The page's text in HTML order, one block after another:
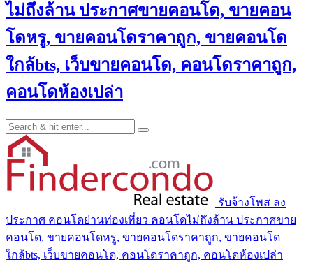
ไม่ถึงล้าน ประกาศขายคอนโด, ขายคอน
โดหรู, ขายคอนโดราคาถูก, ขายคอนโด
ใกล้bts, เว็บขายคอนโด, คอนโดราคาถูก,
คอนโดห้องเปล่า
รับจ้างโพส ลง
ประกาศ คอนโดย่านท่องเที่ยว คอนโดไม่ถึงล้าน ประกาศขาย
คอนโด, ขายคอนโดหรู, ขายคอนโดราคาถูก, ขายคอนโด
ใกล้bts, เว็บขายคอนโด, คอนโดราคาถูก, คอนโดห้องเปล่า